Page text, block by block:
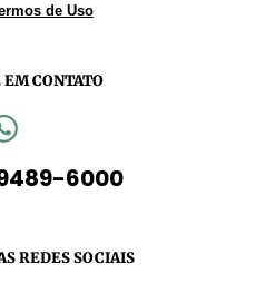
de Uso
CONTATO
6000
REDES SOCIAIS